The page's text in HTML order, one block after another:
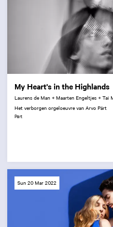
My Heart's in the Highlands
Laurens de Man + Maarten Engeltjes + Tai
Het verborgen orgeloeuvre van Arvo Pärt
Pärt
Sun 20 Mar 2022